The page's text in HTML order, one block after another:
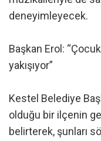
deneyimleyecek.
Başkan Erol:
yakışıyor”
Kestel Belediye
olduğu bir ilçenin
belirterek, şunları